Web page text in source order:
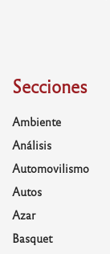
Secciones
Ambiente
Análisis
Automovilismo
Autos
Azar
Basquet